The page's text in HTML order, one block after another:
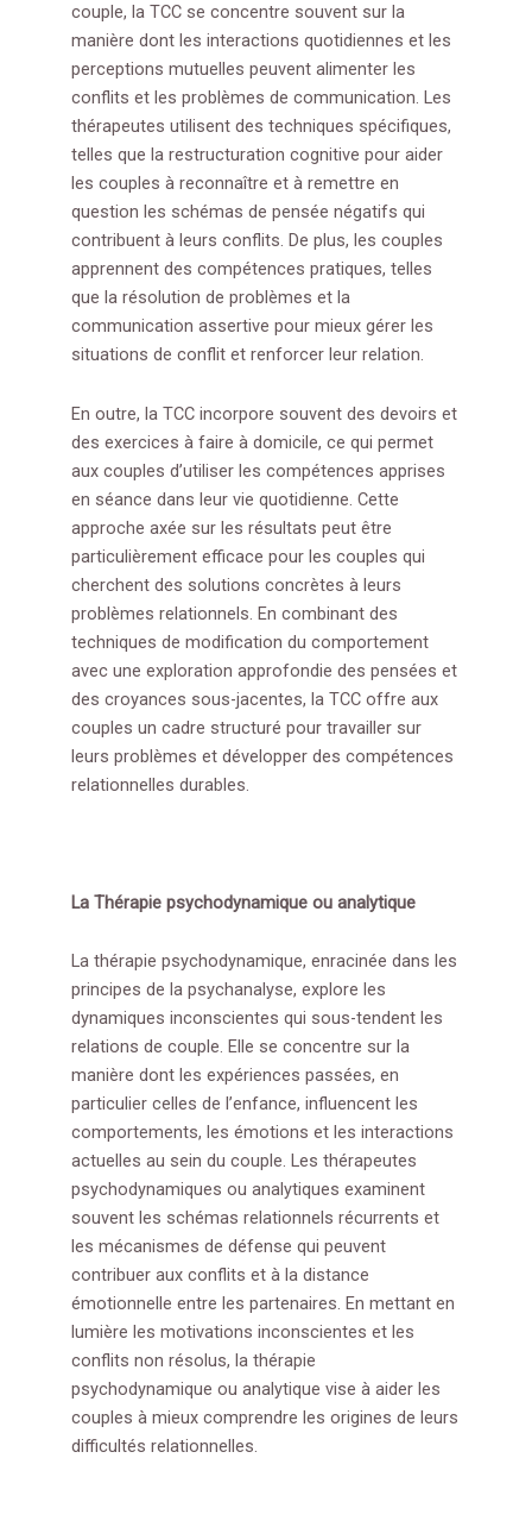
couple, la TCC se concentre souvent sur la
manière dont les interactions quotidiennes et les
perceptions mutuelles peuvent alimenter les
conflits et les problèmes de communication. Les
thérapeutes utilisent des techniques spécifiques,
telles que la restructuration cognitive pour aider
les couples à reconnaître et à remettre en
question les schémas de pensée négatifs qui
contribuent à leurs conflits. De plus, les couples
apprennent des compétences pratiques, telles
que la résolution de problèmes et la
communication assertive pour mieux gérer les
situations de conflit et renforcer leur relation.
En outre, la TCC incorpore souvent des devoirs et
des exercices à faire à domicile, ce qui permet
aux couples d’utiliser les compétences apprises
en séance dans leur vie quotidienne. Cette
approche axée sur les résultats peut être
particulièrement efficace pour les couples qui
cherchent des solutions concrètes à leurs
problèmes relationnels. En combinant des
techniques de modification du comportement
avec une exploration approfondie des pensées et
des croyances sous-jacentes, la TCC offre aux
couples un cadre structuré pour travailler sur
leurs problèmes et développer des compétences
relationnelles durables.
La Thérapie psychodynamique ou analytique
La thérapie psychodynamique, enracinée dans les
principes de la psychanalyse, explore les
dynamiques inconscientes qui sous-tendent les
relations de couple. Elle se concentre sur la
manière dont les expériences passées, en
particulier celles de l’enfance, influencent les
comportements, les émotions et les interactions
actuelles au sein du couple. Les thérapeutes
psychodynamiques ou analytiques examinent
souvent les schémas relationnels récurrents et
les mécanismes de défense qui peuvent
contribuer aux conflits et à la distance
émotionnelle entre les partenaires. En mettant en
lumière les motivations inconscientes et les
conflits non résolus, la thérapie
psychodynamique ou analytique vise à aider les
couples à mieux comprendre les origines de leurs
difficultés relationnelles.